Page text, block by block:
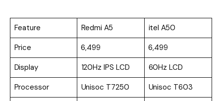
Feature Redmi A5
itel A50
Price
₹6,499
₹6,499
Display
120Hz IPS LCD
60Hz LCD
Processor
Unisoc T7250
Unisoc T603